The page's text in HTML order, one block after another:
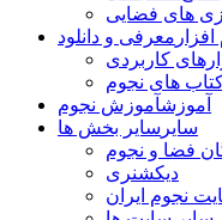
های فضایی
معرفی و دانلود
کاربردی
های نجوم
آموزشآموزش نجوم
سایر سایر بخش ها
فضا و نجوم
دیکشنری
نجوم ایران